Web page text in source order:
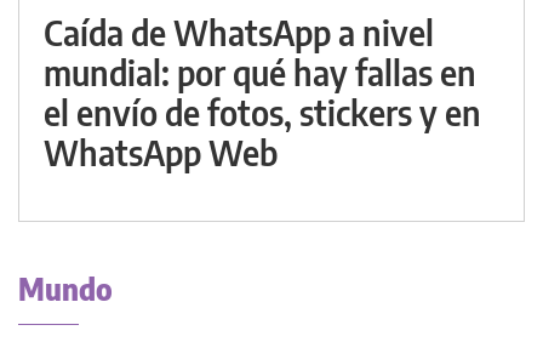
Caída de WhatsApp a nivel
mundial: por qué hay fallas en
el envío de fotos, stickers y en
WhatsApp Web
Mundo